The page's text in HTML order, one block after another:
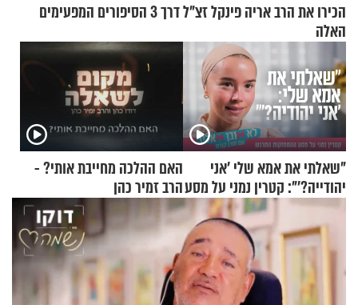
הכירו את הרב אריה פינקל זצ"ל דרך 3 הסיפורים המפעימים
האלה
"שאלתי את אמא שלי 'אני
יהודייה?'": קטרין נמני על מסע
ההתחזקות המרגש
האם ההלכה מחייבת אותי? -
הרב זמיר כהן